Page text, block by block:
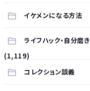
イケメンになる方法
ライフハック・自分磨き
(1,119)
コレクション談義